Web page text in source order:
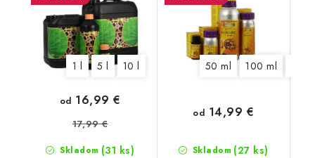
1 l 5 l 10 l
Skladom (31 ks)
od 16,99 €
17,99 €
50 ml 100 ml
Skladom (27 ks)
od 14,99 €